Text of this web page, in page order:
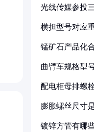
光线传媒参投
横担型号对应
锰矿石产品化
曲臂车规格型
配电柜母排螺
膨胀螺丝尺寸
镀锌方管有哪